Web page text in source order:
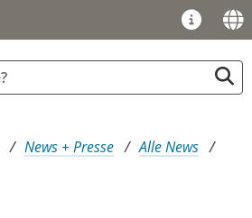
News + Presse
Alle News